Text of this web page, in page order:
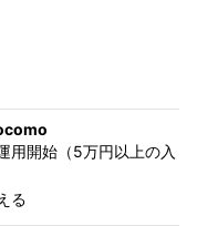
用開始（5万円以上の入
る